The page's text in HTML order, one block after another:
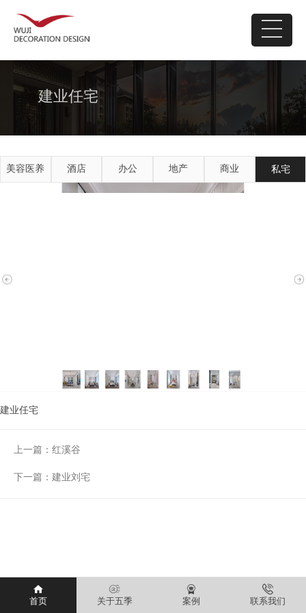
建业任宅
美容医养 酒店 办公 地产 商业 私宅
建业任宅
上一篇： 红溪谷
下一篇： 建业刘宅
首页 关于五季 案例 联系我们